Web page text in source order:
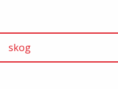
skog